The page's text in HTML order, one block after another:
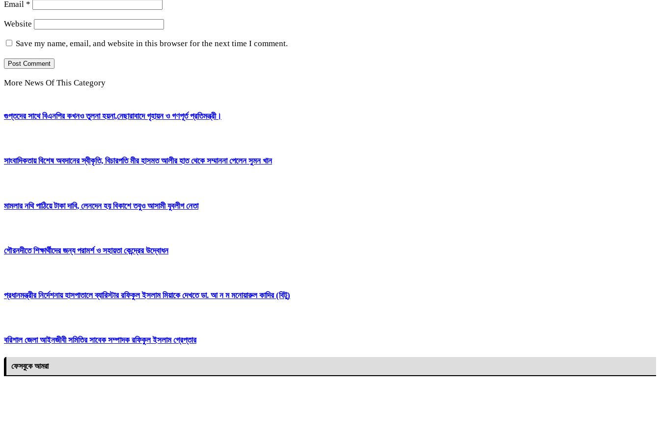
Email *
Website
Save my name, email, and website in this browser for the next time I comment.
More News Of This Category
গুপ্তদের সাথে বিএনপির কখনও তুলনা হয়না,নেছারাবাদে গৃহায়ন ও গণপূর্ত প্রতিমন্ত্রী।
সাংবাদিকতায় বিশেষ অবদানের স্বীকৃতি, বিচারপতি মীর হাসমত আলীর হাত থেকে সম্মাননা পেলেন সুমন খান
মামলার নথি পাঠিয়ে টাকা দাবি, লেনদেন হয় বিকাশে তবুও আসামী যুবলীগ নেতা
গৌরনদীতে শিক্ষার্থীদের জন্য পরামর্শ ও সহায়তা কেন্দ্রের উদ্বোধন
প্রধানমন্ত্রীর নির্দেশনায় হাসপাতালে ব্যারিস্টার রফিকুল ইসলাম মিয়াকে দেখতে ডা. আ ন ম মনোয়ারুল কাদির (বিটু)
বরিশাল জেলা আইনজীবী সমিতির সাবেক সম্পাদক রফিকুল ইসলাম গ্রেপ্তার
ফেসবুকে আমরা